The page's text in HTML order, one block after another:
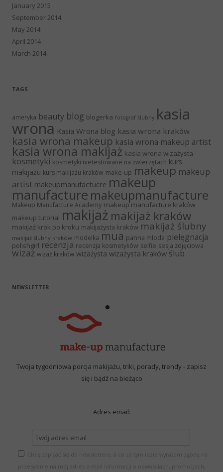
January 2015
September 2014
May 2014
April 2014
March 2014
TAGS
ameryka beauty blog blogerka fotograf ślubny kasia
wrona Kasia Wrona blog kasia wrona kraków
kasia wrona makeup kasia wrona makeup artist
kasia wrona makijaż kasia wrona wizażysta
kosmetyki kosmetyki nietestowane na zwierzętach kurs
makijażu kurs makijażu kraków make-up makeup makeup
artist makeupmanufactucre makeup
manufacture makeupmanufacture
Makeup Manufacture Academy makeup manufacture kraków
makeup tutorial makijaż makijaż kraków
makijaż krok po kroku makijażysta kraków makijaż ślubny
makijaż ślubny kraków modelka mua panna młoda pielęgnacja
polishgirl recenzja recenzja kosmetyków selfie sesja zdjęciowa
wizaż wizaż kraków wizażysta wizażysta kraków ślub
NEWSLETTER
Twoja tygodniowa porcja makijażu, triki, porady, trendy - zapisz
się i bądź na bieżąco
Adres email:
Chcę zapisać się do newslettera, a co za tym idzie wyrażam zgodę na
przesyłanie na mój adres e-mail informacji o nowościach, promocjach,